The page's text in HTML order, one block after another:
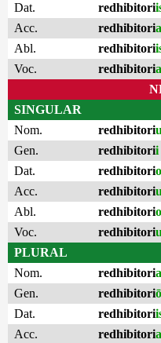
Dat.
redhibitori
Acc.
redhibitori
Abl.
redhibitori
Voc.
redhibitori
SINGULAR
Nom.
redhibitori
Gen.
redhibitorii
Dat.
redhibitorio
Acc.
redhibitori
Abl.
redhibitorio
Voc.
redhibitori
PLURAL
Nom.
redhibitoria
Gen.
redhibitori
Dat.
redhibitori
Acc.
redhibitoria